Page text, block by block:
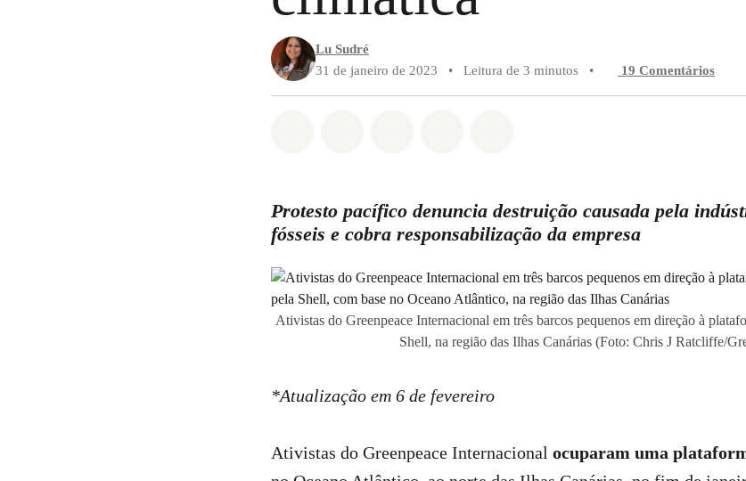
Lu Sudré
31 de janeiro de 2023
• Leitura de 3 minutos • 19 Comentários
Protesto pacífico denuncia destruição causada pela
fósseis e cobra responsabilização da empresa
Ativistas do Greenpeace Internacional em três barcos pequenos em direção à
Shell, na região das Ilhas Canárias (Foto: Chris J Ratcliffe/
*Atualização em 6 de fevereiro
Ativistas do Greenpeace Internacional ocuparam uma